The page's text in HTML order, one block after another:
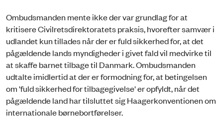
Ombudsmanden mente ikke der var grundlag for at
kritisere Civilretsdirektoratets praksis, hvorefter samvær i
udlandet kun tillades når der er fuld sikkerhed for, at det
pågældende lands myndigheder i givet fald vil medvirke til
at skaffe barnet tilbage til Danmark. Ombudsmanden
udtalte imidlertid at der er formodning for, at betingelsen
om 'fuld sikkerhed for tilbagegivelse' er opfyldt, når det
pågældende land har tilsluttet sig Haagerkonventionen om
internationale børnebortførelser.